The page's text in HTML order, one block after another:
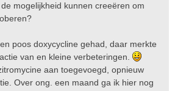
mogelijkheid kunnen creeëren om
poos doxycycline gehad, daar merkte
van en kleine verbeteringen.
aan toegevoegd, opnieuw
Over ong. een maand ga ik hier nog